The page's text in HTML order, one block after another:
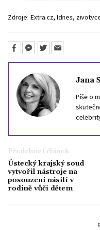
Zdroje: Extra.cz, Idnes,
Jana
Píše o
lidech
může
který
Předchozí článek
Ústecký krajský soud
vytvořil nástroje na
posouzení násilí v
rodině vůči dětem